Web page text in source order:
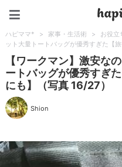
ハピママ* > 家事・生活術 > お役立
ット大量トートバッグが優秀すぎた【
【ワークマン】激安な
ートバッグが優秀すぎ
にも】（写真 16/27）
Shion